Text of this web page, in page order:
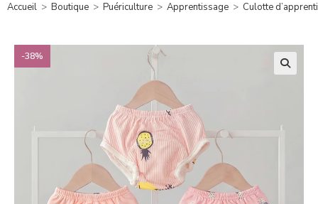
Accueil > Boutique > Puériculture > Apprentissage > Culotte
-38%